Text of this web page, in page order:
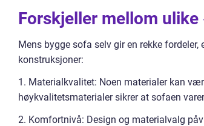
Forskjeller mellom
Mens bygge sofa selv gir en rekke
konstruksjoner:
1. Materialkvalitet: Noen materialer kan
høykvalitetsmaterialer sikrer at sofaen
2. Komfortnivå: Design og materialvalg